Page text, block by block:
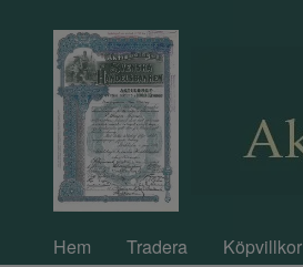
Hem Tradera Köpvillkor